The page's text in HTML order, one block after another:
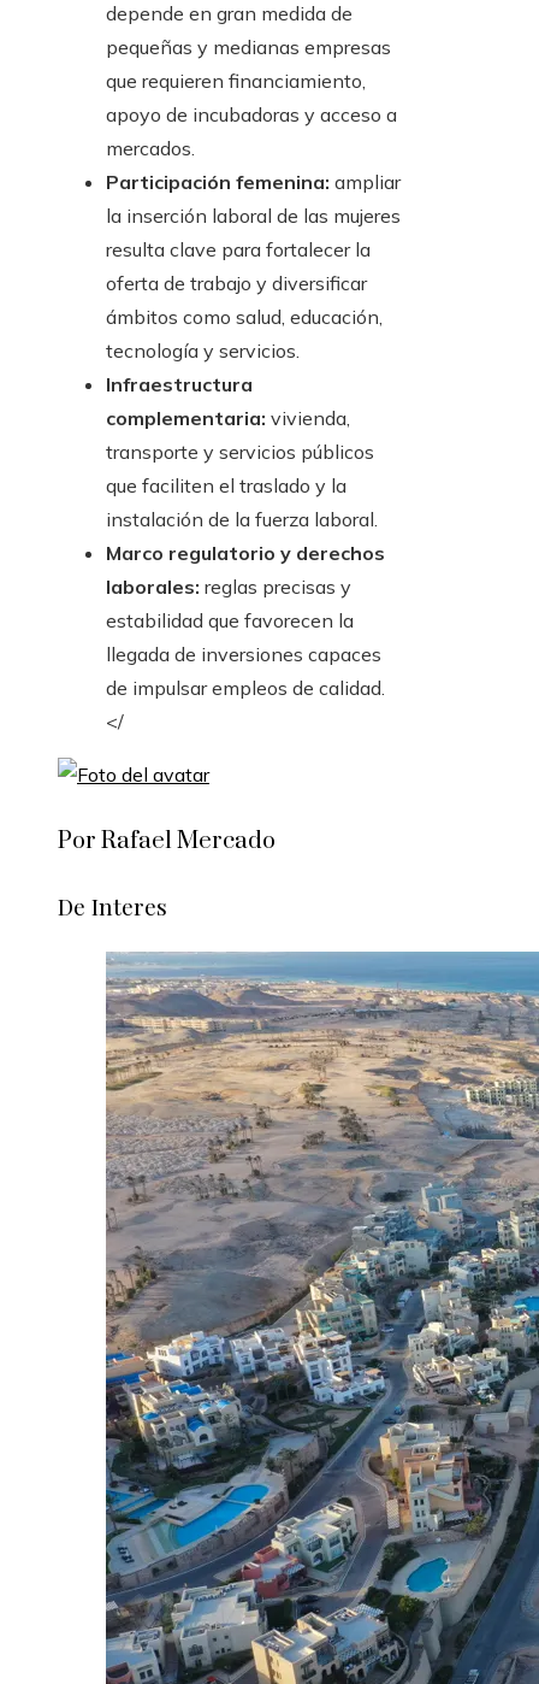
depende en gran medida de
pequeñas y medianas empresas
que requieren financiamiento,
apoyo de incubadoras y acceso a
mercados.
Participación femenina: ampliar
la inserción laboral de las mujeres
resulta clave para fortalecer la
oferta de trabajo y diversificar
ámbitos como salud, educación,
tecnología y servicios.
Infraestructura
complementaria: vivienda,
transporte y servicios públicos
que faciliten el traslado y la
instalación de la fuerza laboral.
Marco regulatorio y derechos
laborales: reglas precisas y
estabilidad que favorecen la
llegada de inversiones capaces
de impulsar empleos de calidad.
</
Por Rafael Mercado
De Interes